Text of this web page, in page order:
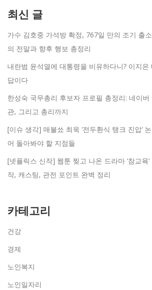
최신 글
가수 김호중 가석방 확정, 767일 만의 조기 출
의 전말과 향후 행보 총정리
내란범 윤석열에 대통령을 비유하다니? 이지
답이다
한성숙 국무총리 후보자 프로필 총정리: 네이버
관, 그리고 총리까지
[이슈 생각] 매불쑈 최욱 ‘전두환식 탱크 진압’
어 돌아봐야 할 지점들
[넷플릭스 신작] 웹툰 찢고 나온 드라마 ‘참교육
작, 캐스팅, 관전 포인트 완벽 정리
카테고리
건강
경제
노인복지
노인일자리